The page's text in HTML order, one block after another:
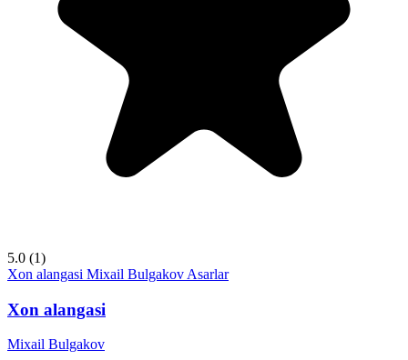
5.0 (1)
Xon alangasi Mixail Bulgakov Asarlar
Xon alangasi
Mixail Bulgakov